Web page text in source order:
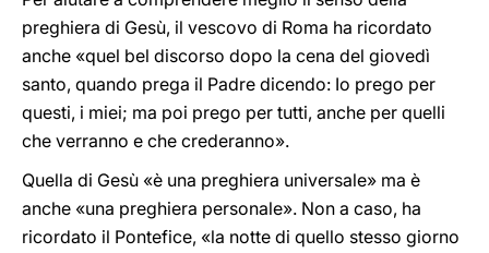
preghiera di Gesù, il vescovo di Roma ha ricordato
anche «quel bel discorso dopo la cena del giovedì
santo, quando prega il Padre dicendo: Io prego per
questi, i miei; ma poi prego per tutti, anche per quelli
che verranno e che crederanno».
Quella di Gesù «è una preghiera universale» ma è
anche «una preghiera personale». Non a caso, ha
ricordato il Pontefice, «la notte di quello stesso giorno